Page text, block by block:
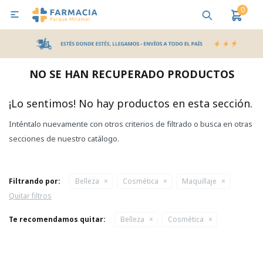
0

NO SE HAN RECUPERADO PRODUCTOS
¡Lo sentimos! No hay productos en esta sección.
Inténtalo nuevamente con otros criterios de filtrado o busca en otras
secciones de nuestro catálogo.
Filtrando por: Belleza Cosmética
Maquillaje
Quitar filtros
Te recomendamos quitar: Belleza Cosmética
MI CUENTA
Bebes y Maternidad Salud
Pañales y Toallitas
Lactancia y Nutrición
Higiene y Bienestar